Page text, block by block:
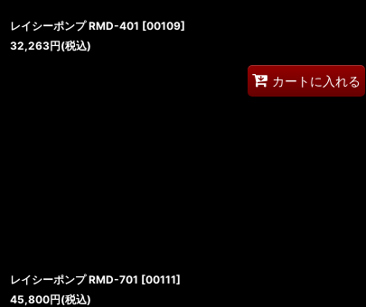
レイシーポンプ RMD-401 [00109]
32,263円(税込)
カートに入れる
レイシーポンプ RMD-701 [00111]
45,800円(税込)